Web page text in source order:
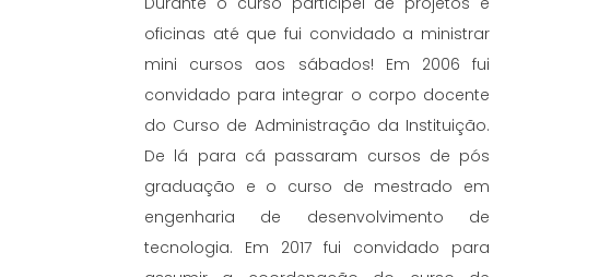
oficinas até que fui convidado a ministrar
mini cursos aos sábados! Em 2006 fui
convidado para integrar o corpo docente
do Curso de Administração da Instituição.
De lá para cá passaram cursos de pós
graduação e o curso de mestrado em
engenharia de desenvolvimento de
tecnologia. Em 2017 fui convidado para